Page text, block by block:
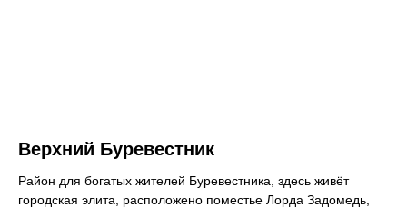
Верхний Буревестник
Район для богатых жителей Буревестника, здесь живёт
городская элита, расположено поместье Лорда Задомедь,